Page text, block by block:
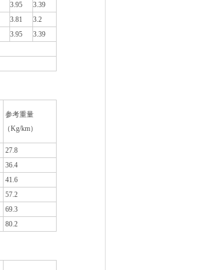
3.95
3.39
3.81
3.2
3.95
3.39
参考重量
（Kg/km）
27.8
36.4
41.6
57.2
69.3
80.2